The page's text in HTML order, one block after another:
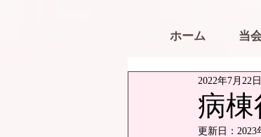
ホーム 当
病棟
2022年7月22日
更新日： 2023